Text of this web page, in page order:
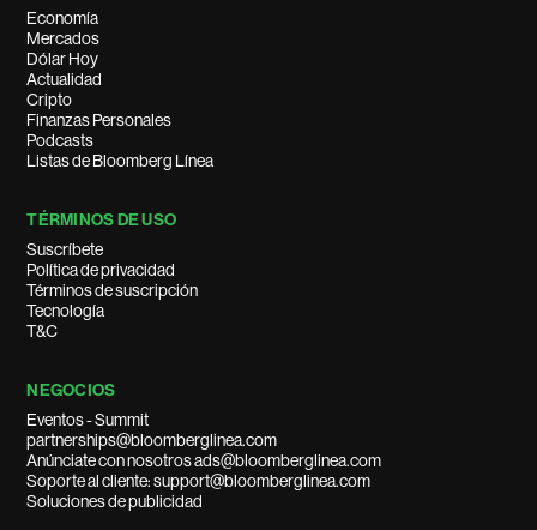
Economía
Mercados
Dólar Hoy
Actualidad
Cripto
Finanzas Personales
Podcasts
Listas de Bloomberg Línea
TÉRMINOS DE USO
Suscríbete
Política de privacidad
Términos de suscripción
Tecnología
T&C
NEGOCIOS
Eventos - Summit
partnerships@bloomberglinea.com
Anúnciate con nosotros ads@bloomberglinea.com
Soporte al cliente: support@bloomberglinea.com
Soluciones de publicidad